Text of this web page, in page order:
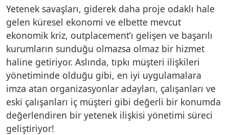
Yetenek savaşları, giderek daha proje odaklı hale
gelen küresel ekonomi ve elbette mevcut
ekonomik kriz, outplacement’ı gelişen ve başarılı
kurumların sunduğu olmazsa olmaz bir hizmet
haline getiriyor. Aslında, tıpkı müşteri ilişkileri
yönetiminde olduğu gibi, en iyi uygulamalara
imza atan organizasyonlar adayları, çalışanları ve
eski çalışanları iç müşteri gibi değerli bir konumda
değerlendiren bir yetenek ilişkisi yönetimi süreci
geliştiriyor!